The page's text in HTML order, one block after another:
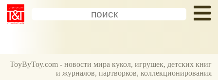
ToyByToy.com - новости мира кукол, игрушек, детских книг
и журналов, партворков, коллекционирования